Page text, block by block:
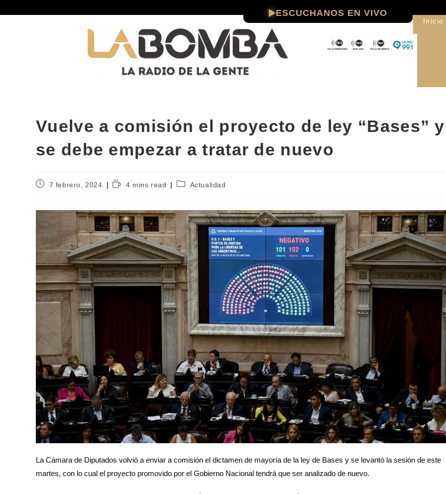
ESCUCHANOS EN VIVO
Inicio
Vuelve a comisión el proyecto de ley “Bases” y
se debe empezar a tratar de nuevo
7 febrero, 2024 4 mins read Actualidad
La Cámara de Diputados volvió a enviar a comisión el dictamen de mayoría de la ley de Bases y se levantó la sesión de este
martes, con lo cual el proyecto promovido por el Gobierno Nacional tendrá que ser analizado de nuevo.